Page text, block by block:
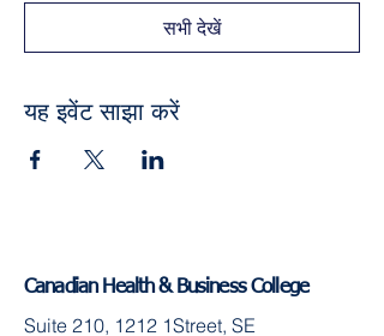
सभी देखें
यह इवेंट साझा करें
Canadian Health & Business College
Suite 210, 1212 1Street, SE